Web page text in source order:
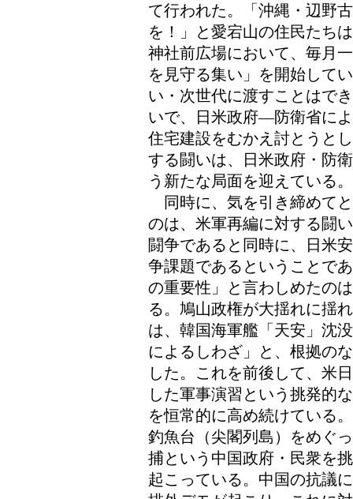
て行われた。「沖縄・辺野
を！」と愛宕山の住民たち
神社前広場において、毎月
を見守る集い」を開始して
い・次世代に渡すことはで
いで、日米政府―防衛省に
住宅建設をむかえ討とうと
する闘いは、日米政府・防
う新たな局面を迎えている。
同時に、気を引き締めて
のは、米軍再編に対する闘
闘争であると同時に、日米
争課題であるということで
の重要性」と言わしめたの
る。鳩山政権が大揺れに揺
は、韓国海軍艦「天安」沈
によるしわざ」と、根拠の
した。これを前後して、米
した軍事演習という挑発的
を恒常的に高め続けている
釣魚台（尖閣列島）をめぐ
捕という中国政府・民衆を
起こっている。中国の抗議